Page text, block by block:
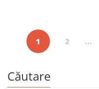
1 2 …
Căutare